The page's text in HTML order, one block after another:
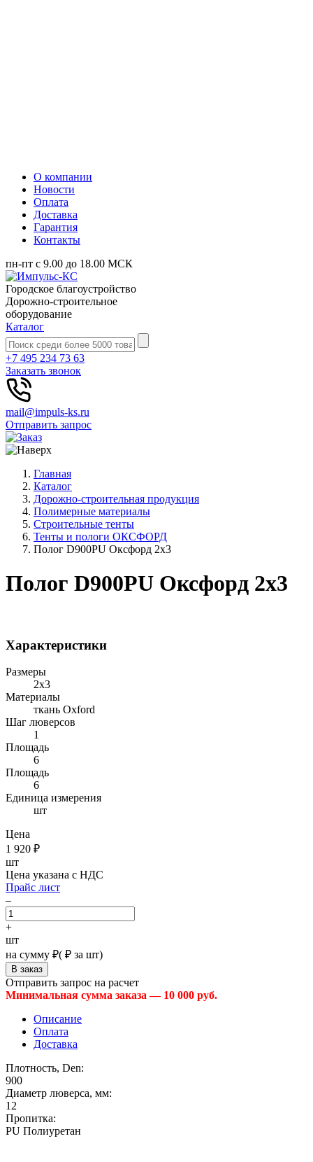
О компании
Новости
Оплата
Доставка
Гарантия
Контакты
пн-пт с 9.00 до 18.00 МСК
Городское благоустройство
Дорожно-строительное
оборудование
Каталог
+7 495 234 73 63
Заказать звонок
mail@impuls-ks.ru
Отправить запрос
Главная
Каталог
Дорожно-строительная продукция
Полимерные материалы
Строительные тенты
Тенты и пологи ОКСФОРД
Полог D900PU Оксфорд 2x3
Полог D900PU Оксфорд 2x3
Характеристики
Размеры
2х3
Материалы
ткань Oxford
Шаг люверсов
1
Площадь
6
Площадь
6
Единица измерения
шт
Цена
1 920 ₽
шт
Цена указана с НДС
Прайс лист
–
+
шт
на сумму ₽( ₽ за шт)
Отправить запрос на расчет
Минимальная сумма заказа — 10 000 руб.
Описание
Оплата
Доставка
Плотность, Den:
900
Диаметр люверса, мм:
12
Пропитка:
PU Полиуретан